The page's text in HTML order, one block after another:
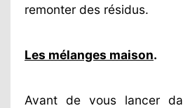
remonter des résidus.
Les mélanges maison.
Avant de vous lancer